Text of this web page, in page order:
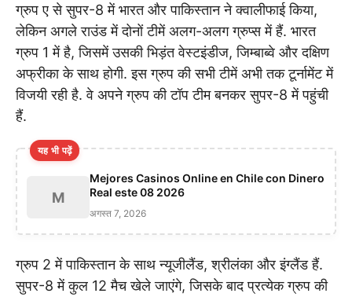
ग्रुप ए से सुपर-8 में भारत और पाकिस्तान ने क्वालीफाई किया,
लेकिन अगले राउंड में दोनों टीमें अलग-अलग ग्रुप्स में हैं. भारत
ग्रुप 1 में है, जिसमें उसकी भिड़ंत वेस्टइंडीज, जिम्बाब्वे और दक्षिण
अफ्रीका के साथ होगी. इस ग्रुप की सभी टीमें अभी तक टूर्नामेंट में
विजयी रही है. वे अपने ग्रुप की टॉप टीम बनकर सुपर-8 में पहुंची
हैं.
यह भी पढ़ें
M
Mejores Casinos Online en Chile con Dinero
Real este 08 2026
अगस्त 7, 2026
ग्रुप 2 में पाकिस्तान के साथ न्यूजीलैंड, श्रीलंका और इंग्लैंड हैं.
सुपर-8 में कुल 12 मैच खेले जाएंगे, जिसके बाद प्रत्येक ग्रुप की